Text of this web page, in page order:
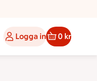
Logga in 0 kr